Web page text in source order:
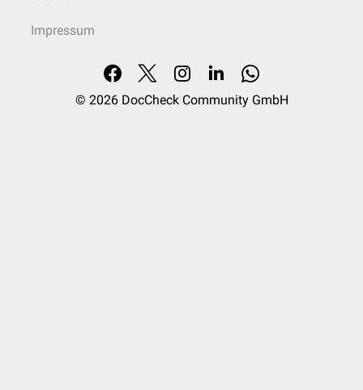
Impressum
© 2026 DocCheck Community GmbH